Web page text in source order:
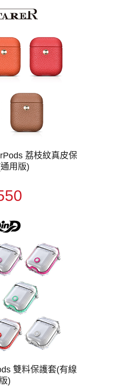
荔枝紋真皮保
用版)
雙料保護套(有線
版)